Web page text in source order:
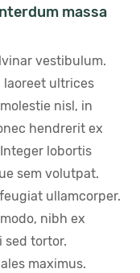
massa
vestibulum.
laoreet ultrices
nisl, in
hendrerit ex
lobortis
sem volutpat.
ullamcorper.
nibh ex
sed tortor.
maximus.